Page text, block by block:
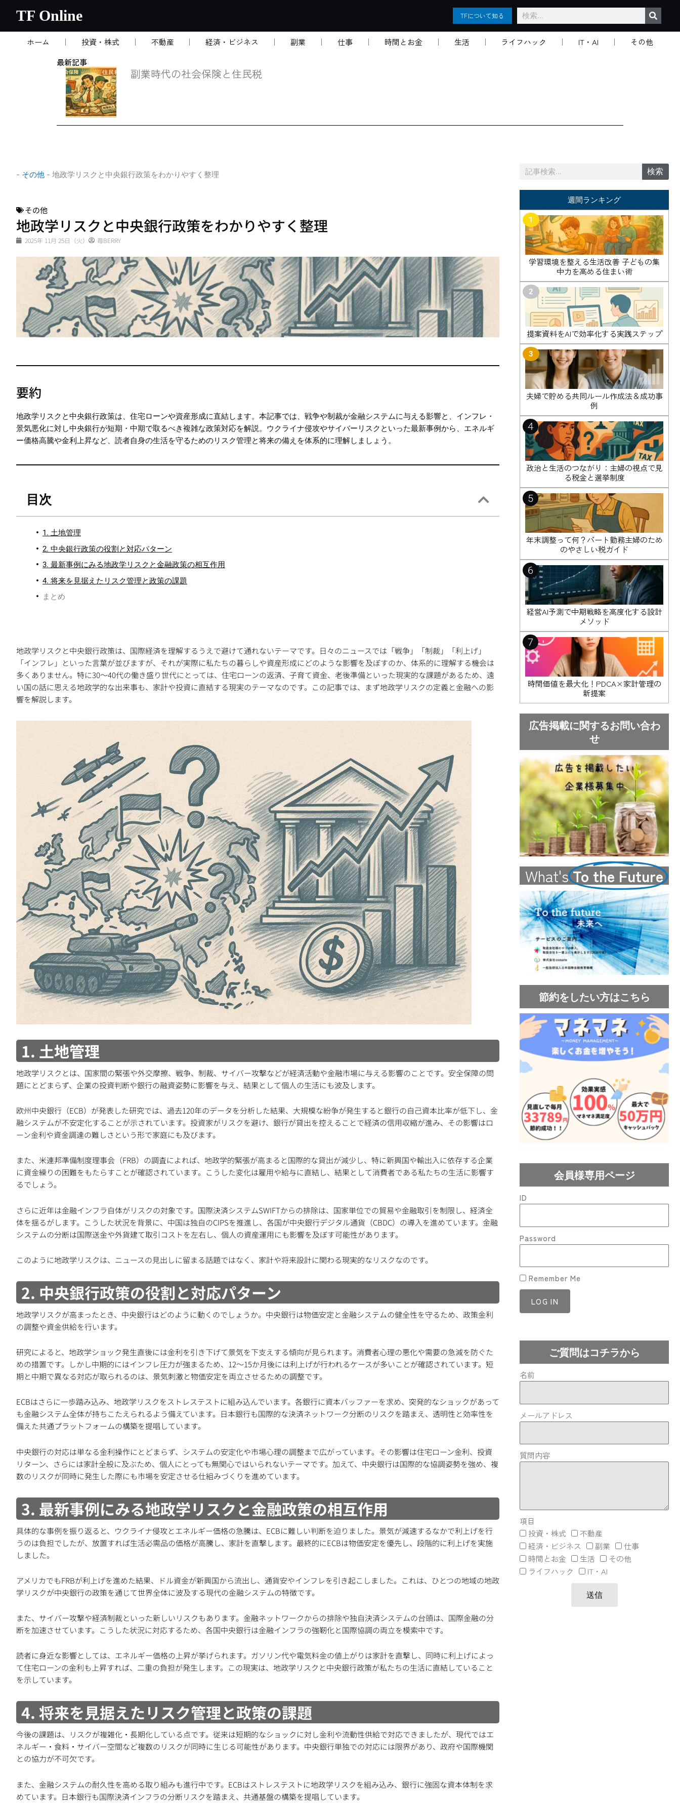
を
TF Online TFについて知る
検
索
ホーム 投資・株式 不動産 経済・ビジネス 副業 仕事 時間とお金 生活 ライフハック IT・AI
その他
最新記事
副業時代の社会保険と住民税
- その他 - 地政学リスクと中央銀行政策をわかりやすく整理
その他
地政学リスクと中央銀行政策をわかりやすく整理
2025年 11月 25日（火） 苺BERRY
要約
地政学リスクと中央銀行政策は、住宅ローンや資産形成に直結します。本記事では、戦争や制裁が金融システムに与える影響と、インフレ・
景気悪化に対し中央銀行が短期・中期で取るべき複雑な政策対応を解説。ウクライナ侵攻やサイバーリスクといった最新事例から、エネルギ
ー価格高騰や金利上昇など、読者自身の生活を守るためのリスク管理と将来の備えを体系的に理解しましょう。
目次
1. 土地管理
2. 中央銀行政策の役割と対応パターン
3. 最新事例にみる地政学リスクと金融政策の相互作用
4. 将来を見据えたリスク管理と政策の課題
まとめ
地政学リスクと中央銀行政策は、国際経済を理解するうえで避けて通れないテーマです。日々のニュースでは「戦争」「制裁」「利上げ」
「インフレ」といった言葉が並びますが、それが実際に私たちの暮らしや資産形成にどのような影響を及ぼすのか、体系的に理解する機会は
多くありません。特に30〜40代の働き盛り世代にとっては、住宅ローンの返済、子育て資金、老後準備といった現実的な課題があるため、遠
い国の話に思える地政学的な出来事も、家計や投資に直結する現実のテーマなのです。この記事では、まず地政学リスクの定義と金融への影
響を解説します。
1. 土地管理
地政学リスクとは、国家間の緊張や外交摩擦、戦争、制裁、サイバー攻撃などが経済活動や金融市場に与える影響のことです。安全保障の問
題にとどまらず、企業の投資判断や銀行の融資姿勢に影響を与え、結果として個人の生活にも波及します。
欧州中央銀行（ECB）が発表した研究では、過去120年のデータを分析した結果、大規模な紛争が発生すると銀行の自己資本比率が低下し、金
融システムが不安定化することが示されています。投資家がリスクを避け、銀行が貸出を控えることで経済の信用収縮が進み、その影響はロ
ーン金利や資金調達の難しさという形で家庭にも及びます。
また、米連邦準備制度理事会（FRB）の調査によれば、地政学的緊張が高まると国際的な貸出が減少し、特に新興国や輸出入に依存する企業
に資金繰りの困難をもたらすことが確認されています。こうした変化は雇用や給与に直結し、結果として消費者である私たちの生活に影響す
るでしょう。
さらに近年は金融インフラ自体がリスクの対象です。国際決済システムSWIFTからの排除は、国家単位での貿易や金融取引を制限し、経済全
体を揺るがします。こうした状況を背景に、中国は独自のCIPSを推進し、各国が中央銀行デジタル通貨（CBDC）の導入を進めています。金融
システムの分断は国際送金や外貨建て取引コストを左右し、個人の資産運用にも影響を及ぼす可能性があります。
このように地政学リスクは、ニュースの見出しに留まる話題ではなく、家計や将来設計に関わる現実的なリスクなのです。
2. 中央銀行政策の役割と対応パターン
地政学リスクが高まったとき、中央銀行はどのように動くのでしょうか。中央銀行は物価安定と金融システムの健全性を守るため、政策金利
の調整や資金供給を行います。
研究によると、地政学ショック発生直後には金利を引き下げて景気を下支えする傾向が見られます。消費者心理の悪化や需要の急減を防ぐた
めの措置です。しかし中期的にはインフレ圧力が強まるため、12〜15か月後には利上げが行われるケースが多いことが確認されています。短
期と中期で異なる対応が取られるのは、景気刺激と物価安定を両立させるための調整です。
ECBはさらに一歩踏み込み、地政学リスクをストレステストに組み込んでいます。各銀行に資本バッファーを求め、突発的なショックがあって
も金融システム全体が持ちこたえられるよう備えています。日本銀行も国際的な決済ネットワーク分断のリスクを踏まえ、透明性と効率性を
備えた共通プラットフォームの構築を提唱しています。
中央銀行の対応は単なる金利操作にとどまらず、システムの安定化や市場心理の調整まで広がっています。その影響は住宅ローン金利、投資
リターン、さらには家計全般に及ぶため、個人にとっても無関心ではいられないテーマです。加えて、中央銀行は国際的な協調姿勢を強め、複
数のリスクが同時に発生した際にも市場を安定させる仕組みづくりを進めています。
3. 最新事例にみる地政学リスクと金融政策の相互作用
具体的な事例を振り返ると、ウクライナ侵攻とエネルギー価格の急騰は、ECBに難しい判断を迫りました。景気が減速するなかで利上げを行
うのは負担でしたが、放置すれば生活必需品の価格が高騰し、家計を直撃します。最終的にECBは物価安定を優先し、段階的に利上げを実施
しました。
アメリカでもFRBが利上げを進めた結果、ドル資金が新興国から流出し、通貨安やインフレを引き起こしました。これは、ひとつの地域の地政
学リスクが中央銀行の政策を通じて世界全体に波及する現代の金融システムの特徴です。
また、サイバー攻撃や経済制裁といった新しいリスクもあります。金融ネットワークからの排除や独自決済システムの台頭は、国際金融の分
断を加速させています。こうした状況に対応するため、各国中央銀行は金融インフラの強靭化と国際協調の両立を模索中です。
読者に身近な影響としては、エネルギー価格の上昇が挙げられます。ガソリン代や電気料金の値上がりは家計を直撃し、同時に利上げによっ
て住宅ローンの金利も上昇すれば、二重の負担が発生します。この現実は、地政学リスクと中央銀行政策が私たちの生活に直結していること
を示しています。
4. 将来を見据えたリスク管理と政策の課題
今後の課題は、リスクが複雑化・長期化している点です。従来は短期的なショックに対し金利や流動性供給で対応できましたが、現代ではエ
ネルギー・食料・サイバー空間など複数のリスクが同時に生じる可能性があります。中央銀行単独での対応には限界があり、政府や国際機関
との協力が不可欠です。
また、金融システムの耐久性を高める取り組みも進行中です。ECBはストレステストに地政学リスクを組み込み、銀行に強固な資本体制を求
めています。日本銀行も国際決済インフラの分断リスクを踏まえ、共通基盤の構築を提唱しています。
検
検索
週間ランキング
1
学習環境を整える生活改善 子どもの集
中力を高める住まい術
2
提案資料をAIで効率化する実践ステップ
3
夫婦で貯める共同ルール作成法＆成功事
例
4
政治と生活のつながり：主婦の視点で見
る税金と選挙制度
5
年末調整って何？パート勤務主婦のため
のやさしい税ガイド
6
経営AI予測で中期戦略を高度化する設計
メソッド
7
時間価値を最大化！PDCA×家計管理の
新提案
広告掲載に関するお問い合わ
せ
What'sTo the Future
節約をしたい方はこちら
会員様専用ページ
ID
Password
Remember Me
LOG IN
ご質問はコチラから
名前
メールアドレス
質問内容
項目
投資・株式
不動産
経済・ビジネス
副業
仕事
時間とお金
生活
その他
ライフハック
IT・AI
送信